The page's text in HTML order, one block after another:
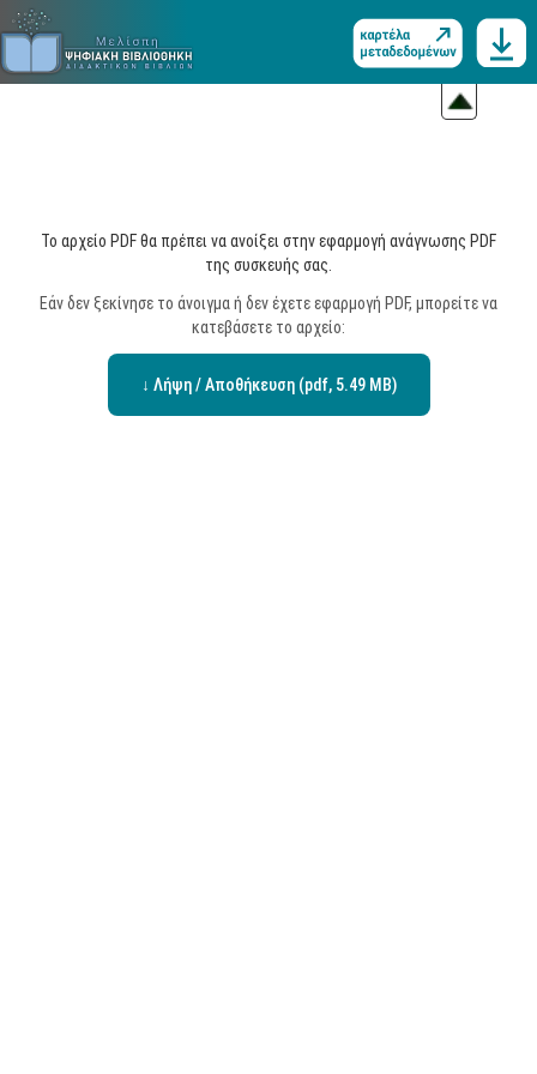
Το αρχείο PDF θα πρέπει να ανοίξει στην εφαρμογή ανάγνωσης PDF
της συσκευής σας.
Εάν δεν ξεκίνησε το άνοιγμα ή δεν έχετε εφαρμογή PDF, μπορείτε να
κατεβάσετε το αρχείο:
↓ Λήψη / Αποθήκευση (pdf, 5.49 MB)